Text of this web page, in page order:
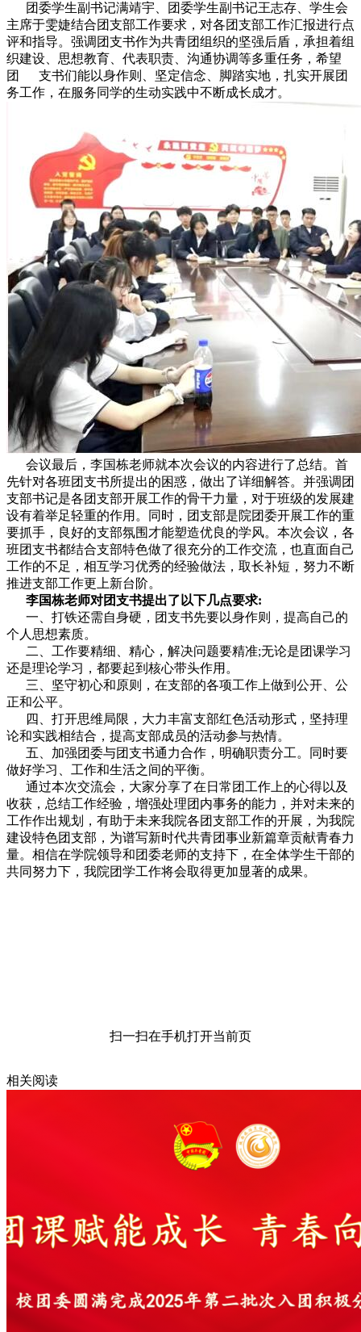
团委学生副书记满靖宇、团委学生副书记王志存、学生会
主席于雯婕结合团支部工作要求，对各团支部工作汇报进行点
评和指导。强调团支书作为共青团组织的坚强后盾，承担着组
织建设、思想教育、代表职责、沟通协调等多重任务，希望
团 支书们能以身作则、坚定信念、脚踏实地，扎实开展团
务工作，在服务同学的生动实践中不断成长成才。
会议最后，李国栋老师就本次会议的内容进行了总结。首
先针对各班团支书所提出的困惑，做出了详细解答。并强调团
支部书记是各团支部开展工作的骨干力量，对于班级的发展建
设有着举足轻重的作用。同时，团支部是院团委开展工作的重
要抓手，良好的支部氛围才能塑造优良的学风。本次会议，各
班团支书都结合支部特色做了很充分的工作交流，也直面自己
工作的不足，相互学习优秀的经验做法，取长补短，努力不断
推进支部工作更上新台阶。
李国栋老师对团支书提出了以下几点要求:
一、打铁还需自身硬，团支书先要以身作则，提高自己的
个人思想素质。
二、工作要精细、精心，解决问题要精准;无论是团课学习
还是理论学习，都要起到核心带头作用。
三、坚守初心和原则，在支部的各项工作上做到公开、公
正和公平。
四、打开思维局限，大力丰富支部红色活动形式，坚持理
论和实践相结合，提高支部成员的活动参与热情。
五、加强团委与团支书通力合作，明确职责分工。同时要
做好学习、工作和生活之间的平衡。
通过本次交流会，大家分享了在日常团工作上的心得以及
收获，总结工作经验，增强处理团内事务的能力，并对未来的
工作作出规划，有助于未来我院各团支部工作的开展，为我院
建设特色团支部，为谱写新时代共青团事业新篇章贡献青春力
量。相信在学院领导和团委老师的支持下，在全体学生干部的
共同努力下，我院团学工作将会取得更加显著的成果。
扫一扫在手机打开当前页
相关阅读